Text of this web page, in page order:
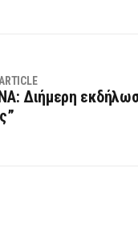
Διήμερη